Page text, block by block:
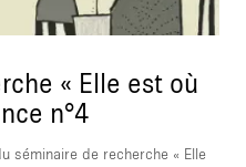
« Elle est où
n°4
séminaire de recherche « Elle